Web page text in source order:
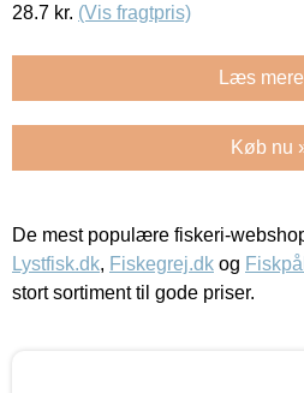
28.7 kr. (Vis fragtpris)
Læs
Køb nu
De mest populære fiskeri-
Lystfisk.dk, Fiskegrej.dk og
stort sortiment til gode priser.